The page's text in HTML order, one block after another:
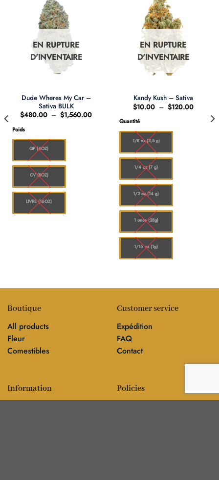
EN RUPTURE
D'INVENTAIRE
Dude Wheres My Car –
Sativa BULK
$480.00 – $1,560.00Plage
Poids
QP (4OZ)
CV (8OZ)
LIVRE (16OZ)
EN RUPTURE
D'INVENTAIRE
Kandy Kush – Sativa
$10.00 – $120.00Plage
$10.00
Quantité
1/8 oz (3,5 g)
1/4 oz (7 g)
1/2 oz (14 g)
1 once (28g)
1/16 oz (1g)
Boutique
All products
Fleur
Comestibles
Customer service
Expédition
FAQ
Contact
Information Policies